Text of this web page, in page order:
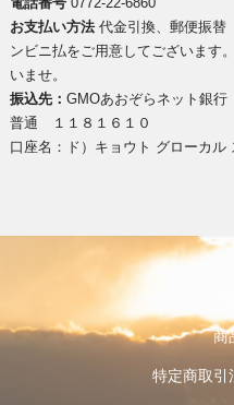
お支払い方法 代金引換、郵便振替
ンビニ払をご用意してございます
いませ。
振込先：GMOあおぞらネット銀
普通 １１８１６１０
口座名：ド）キョウト グローカル
商
特定商取引